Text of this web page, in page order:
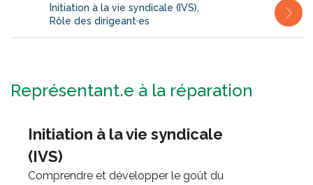
Initiation à la vie syndicale (IVS),
Rôle des dirigeant·es
Représentant.e à la réparation
Initiation à la vie syndicale
(IVS)
Comprendre et développer le goût du